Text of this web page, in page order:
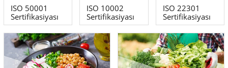
ISO 50001
Sertifikasiyası
ISO 10002
Sertifikasiyası
ISO 22301
Sertifikasiyası